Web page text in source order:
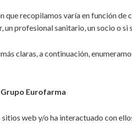
que recopilamos varía en función
un profesional sanitario, un socio o
claras, a continuación,
Eurofarma
web y/o ha interactuado con